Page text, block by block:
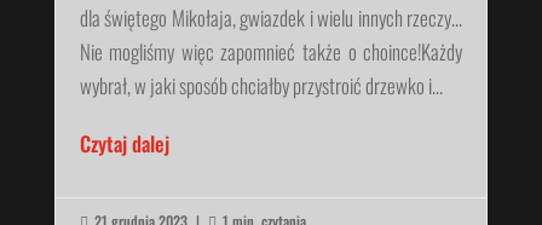
dla świętego Mikołaja, gwiazdek i wielu innych rzeczy…
Nie mogliśmy więc zapomnieć także o choince!Każdy
wybrał, w jaki sposób chciałby przystroić drzewko i...
Czytaj dalej
21 grudnia 2023 | 1 min. czytania